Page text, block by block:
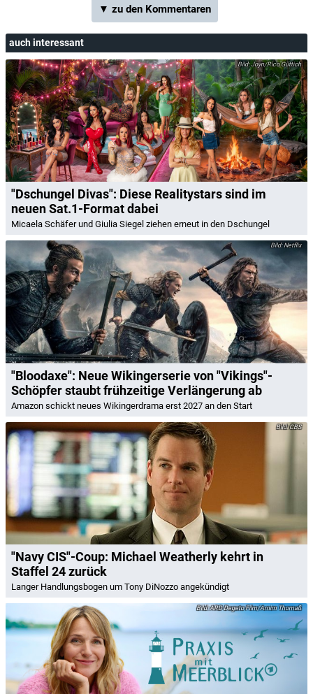
▼ zu den Kommentaren
auch interessant
Joyn/Rico Güttich
"Dschungel Divas": Diese Realitystars sind im
neuen Sat.1-Format dabei
Micaela Schäfer und Giulia Siegel ziehen erneut in den Dschungel
Netflix
"Bloodaxe": Neue Wikingerserie von "Vikings"-
Schöpfer staubt frühzeitige Verlängerung ab
Amazon schickt neues Wikingerdrama erst 2027 an den Start
CBS
"Navy CIS"-Coup: Michael Weatherly kehrt in
Staffel 24 zurück
Langer Handlungsbogen um Tony DiNozzo angekündigt
ARD Degeto Film/Arnim Thomaß